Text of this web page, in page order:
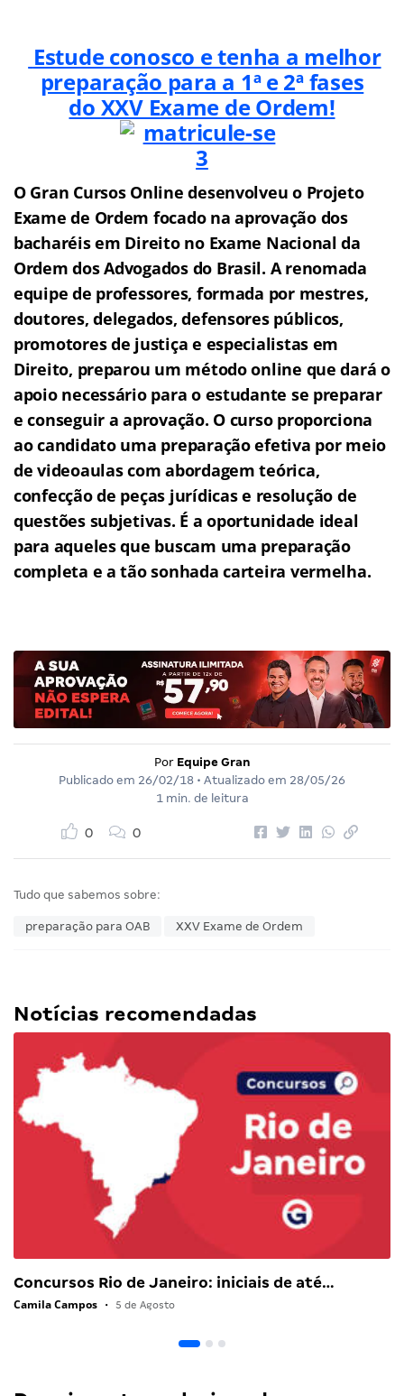
Estude conosco e tenha a melhor
preparação para a 1ª e 2ª fases
do XXV Exame de Ordem!
O Gran Cursos Online desenvolveu o Projeto
Exame de Ordem focado na aprovação dos
bacharéis em Direito no Exame Nacional da
Ordem dos Advogados do Brasil. A renomada
equipe de professores, formada por mestres,
doutores, delegados, defensores públicos,
promotores de justiça e especialistas em
Direito, preparou um método online que dará o
apoio necessário para o estudante se preparar
e conseguir a aprovação. O curso proporciona
ao candidato uma preparação efetiva por meio
de videoaulas com abordagem teórica,
confecção de peças jurídicas e resolução de
questões subjetivas. É a oportunidade ideal
para aqueles que buscam uma preparação
completa e a tão sonhada carteira vermelha.
Por Equipe Gran
Publicado em 26/02/18 • Atualizado em 28/05/26
1 min. de leitura
0 0
Tudo que sabemos sobre:
preparação para OAB XXV Exame de Ordem
Notícias recomendadas
Concursos Rio de Janeiro: iniciais de até…
Camila Campos • 5 de Agosto